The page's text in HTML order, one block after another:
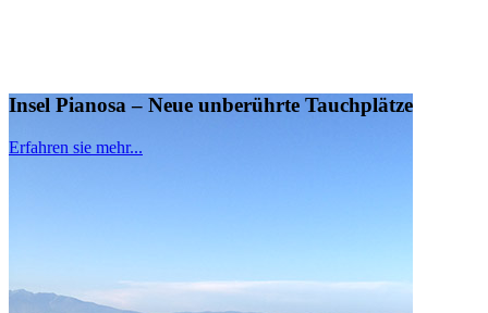
Insel Pianosa – Neue unberührte Tauchplätze
Erfahren sie mehr...